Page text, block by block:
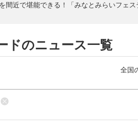
間近で堪能できる！「みなとみらいフェ
ドのニュース一覧
全国